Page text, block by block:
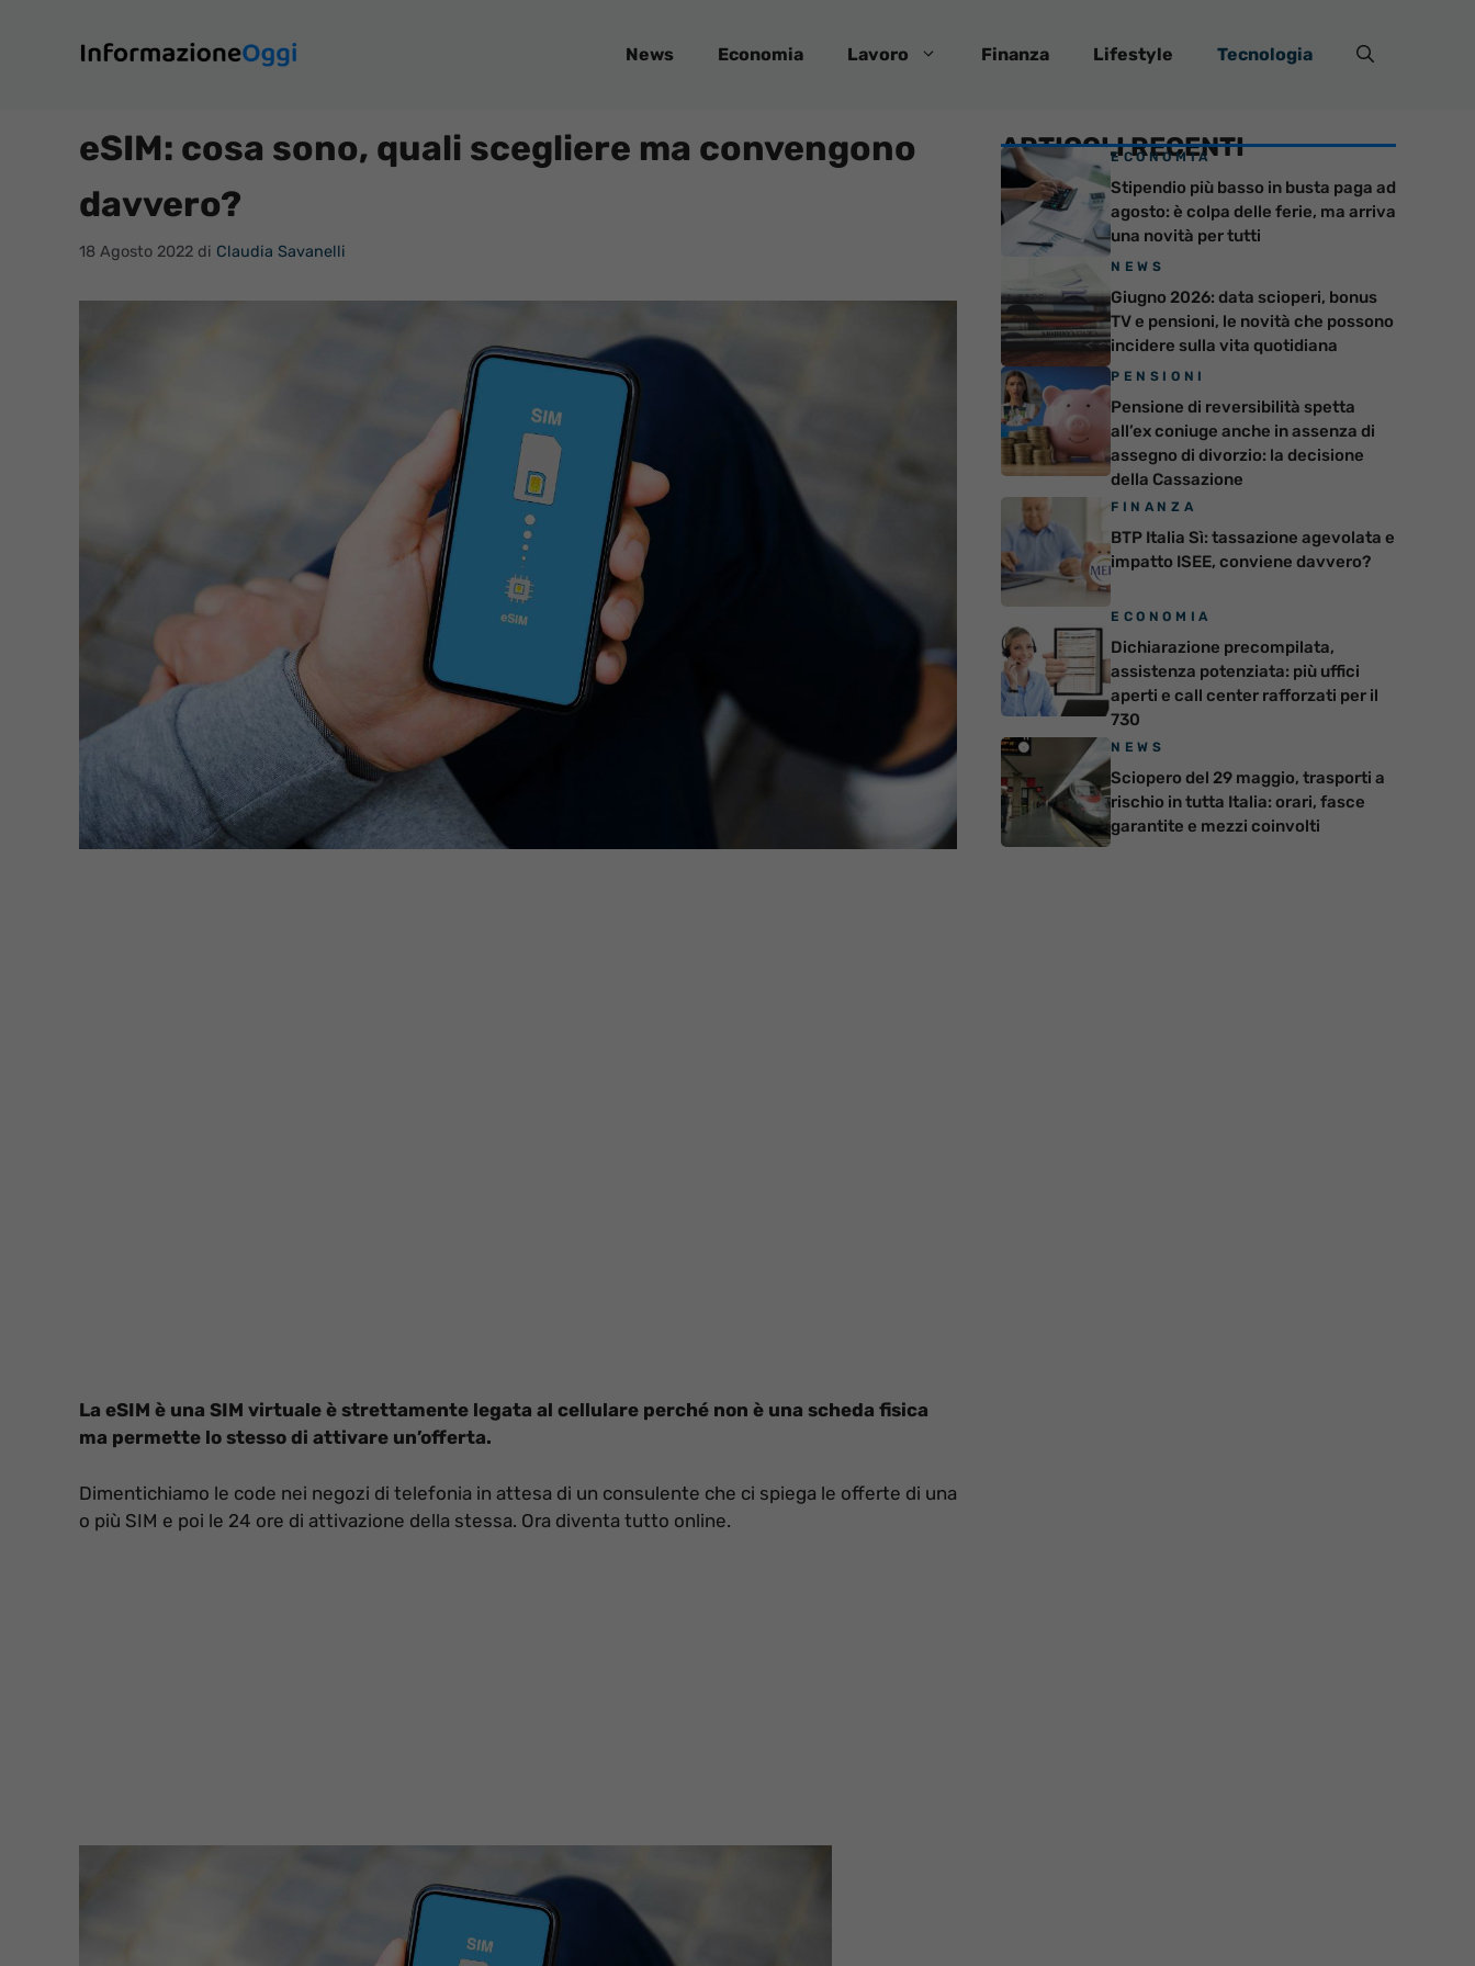
contenuto
News Economia Lavoro Finanza Lifestyle Tecnologia
eSIM: cosa sono, quali scegliere ma convengono
davvero?
18 Agosto 2022 di Claudia Savanelli
La eSIM è una SIM virtuale è strettamente legata al cellulare perché non è una scheda fisica
ma permette lo stesso di attivare un’offerta.
Dimentichiamo le code nei negozi di telefonia in attesa di un consulente che ci spiega le offerte di una
o più SIM e poi le 24 ore di attivazione della stessa. Ora diventa tutto online.
ARTICOLI RECENTI
ECONOMIA
Stipendio più basso in busta paga ad
agosto: è colpa delle ferie, ma arriva
una novità per tutti
NEWS
Giugno 2026: data scioperi, bonus
TV e pensioni, le novità che possono
incidere sulla vita quotidiana
PENSIONI
Pensione di reversibilità spetta
all’ex coniuge anche in assenza di
assegno di divorzio: la decisione
della Cassazione
FINANZA
BTP Italia Sì: tassazione agevolata e
impatto ISEE, conviene davvero?
ECONOMIA
Dichiarazione precompilata,
assistenza potenziata: più uffici
aperti e call center rafforzati per il
730
NEWS
Sciopero del 29 maggio, trasporti a
rischio in tutta Italia: orari, fasce
garantite e mezzi coinvolti